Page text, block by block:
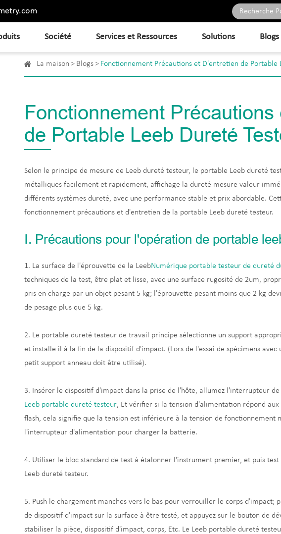
Société Services et Ressources Solutions Blogs
La maison Blogs Fonctionnement Précautions et D'entretien de Portable
Fonctionnement Précautions
de Portable Leeb Dureté
Selon le principe de mesure de Leeb dureté testeur, le portable Leeb dureté
métalliques facilement et rapidement, affichage la dureté mesure valeur
différents systèmes dureté, avec une performance stable et prix abordable.
fonctionnement précautions et d'entretien de la portable Leeb dureté testeur.
Ⅰ. Précautions pour l'opération de portable
1. La surface de l'éprouvette de la LeebNumérique portable testeur de dureté
techniques de la test, être plat et lisse, avec une surface rugosité de 2um,
pris en charge par un objet pesant 5 kg; l'éprouvette pesant moins que 2 kg
de pesage plus que 5 kg.
2. Le portable dureté testeur de travail principe sélectionne un support
et installe il à la fin de la dispositif d'impact. (Lors de l'essai de spécimens
petit support anneau doit être utilisé).
3. Insérer le dispositif d'impact dans la prise de l'hôte, allumez l'interrupteur
Leeb portable dureté testeur, Et vérifier si la tension d'alimentation répond aux
flash, cela signifie que la tension est inférieure à la tension de fonctionnement
l'interrupteur d'alimentation pour charger la batterie.
4. Utiliser le bloc standard de test à étalonner l'instrument premier, et puis test
Leeb dureté testeur.
5. Push le chargement manches vers le bas pour verrouiller le corps d'impact;
de dispositif d'impact sur la surface à être testé, et appuyez sur le bouton de
stabiliser la pièce, dispositif d'impact, corps, Etc. Le Leeb portable dureté